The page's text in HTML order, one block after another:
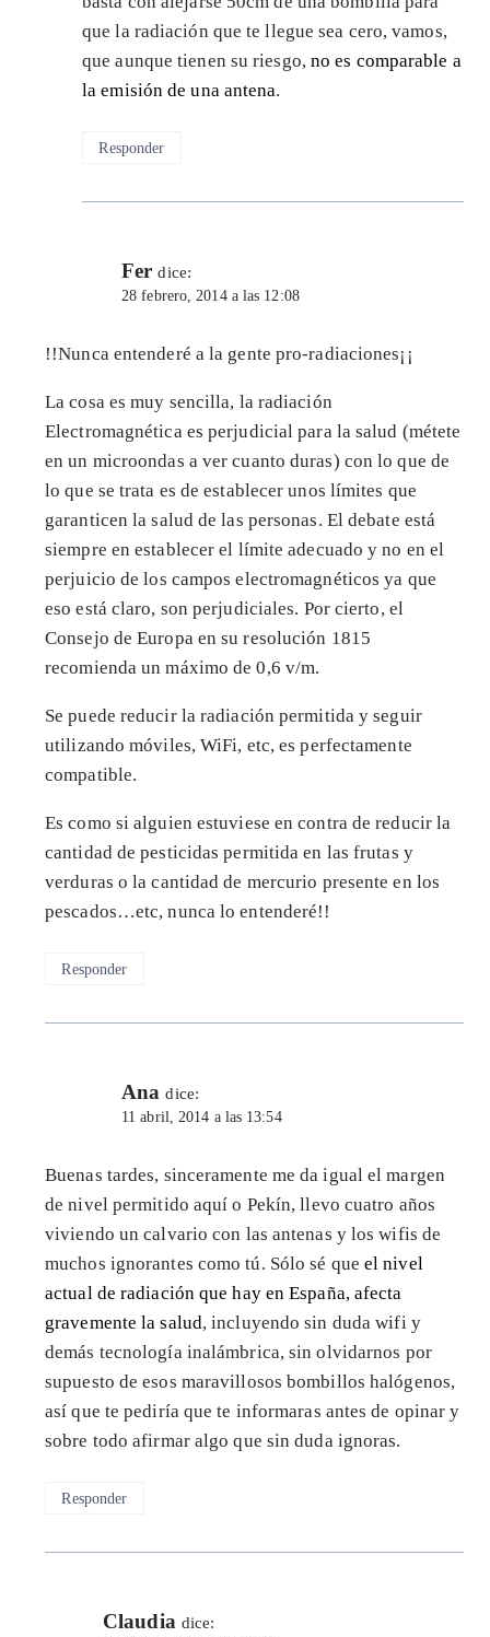
que la radiación que te llegue sea cero, vamos,
que aunque tienen su riesgo, no es comparable a
la emisión de una antena.
Responder
Fer dice:
28 febrero, 2014 a las 12:08
!!Nunca entenderé a la gente pro-radiaciones¡¡
La cosa es muy sencilla, la radiación
Electromagnética es perjudicial para la salud (métete
en un microondas a ver cuanto duras) con lo que de
lo que se trata es de establecer unos límites que
garanticen la salud de las personas. El debate está
siempre en establecer el límite adecuado y no en el
perjuicio de los campos electromagnéticos ya que
eso está claro, son perjudiciales. Por cierto, el
Consejo de Europa en su resolución 1815
recomienda un máximo de 0,6 v/m.
Se puede reducir la radiación permitida y seguir
utilizando móviles, WiFi, etc, es perfectamente
compatible.
Es como si alguien estuviese en contra de reducir la
cantidad de pesticidas permitida en las frutas y
verduras o la cantidad de mercurio presente en los
pescados…etc, nunca lo entenderé!!
Responder
Ana dice:
11 abril, 2014 a las 13:54
Buenas tardes, sinceramente me da igual el margen
de nivel permitido aquí o Pekín, llevo cuatro años
viviendo un calvario con las antenas y los wifis de
muchos ignorantes como tú. Sólo sé que el nivel
actual de radiación que hay en España, afecta
gravemente la salud, incluyendo sin duda wifi y
demás tecnología inalámbrica, sin olvidarnos por
supuesto de esos maravillosos bombillos halógenos,
así que te pediría que te informaras antes de opinar y
sobre todo afirmar algo que sin duda ignoras.
Responder
Claudia dice: